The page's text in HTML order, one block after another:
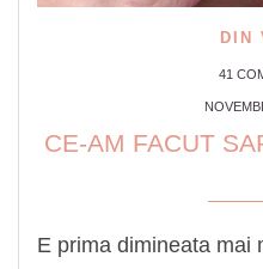
DIN
41
CE-AM FACUT
E prima dimineata mai